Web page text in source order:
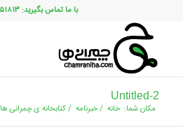
با ما تماس بگیرید: ۰۲۱۳۳۵۵۱۸۱۳
Untitled-2
مکان شما: خانه /خبرنامه /کتابخانه ی چمرانی ها